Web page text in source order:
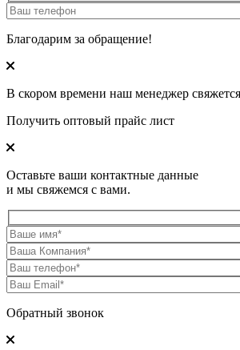
Благодарим за обращение!
В скором времени наш менеджер
Получить оптовый прайс лист
Оставьте ваши контактные данные
и мы свяжемся с вами.
Обратный звонок